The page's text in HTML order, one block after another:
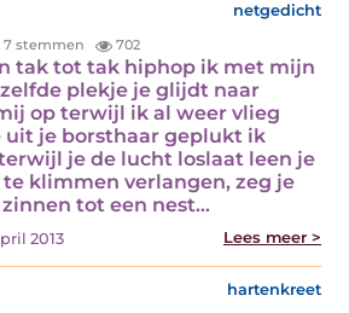
netgedicht
7 stemmen 702
tak tot tak hiphop ik met mijn
plekje je glijdt naar
op terwijl ik al weer vlieg
uit je borsthaar geplukt ik
je de lucht loslaat leen je
te klimmen verlangen, zeg je
tot een nest…
2013 Lees meer >
hartenkreet